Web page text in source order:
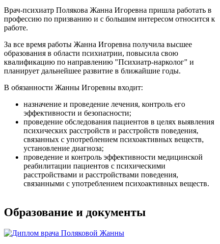
Врач-психиатр Полякова Жанна Игоревна пришла работать в
профессию по призванию и с большим интересом относится к
работе.
За все время работы Жанна Игоревна получила высшее
образования в области психиатрии, повысила свою
квалификацию по направлению "Психиатр-нарколог" и
планирует дальнейшее развитие в ближайшие годы.
В обязанности Жанны Игоревны входит:
назначение и проведение лечения, контроль его
эффективности и безопасности;
проведение обследования пациентов в целях выявления
психических расстройств и расстройств поведения,
связанных с употреблением психоактивных веществ,
установление диагноза;
проведение и контроль эффективности медицинской
реабилитации пациентов с психическими
расстройствами и расстройствами поведения,
связанными с употреблением психоактивных веществ.
Образование и документы